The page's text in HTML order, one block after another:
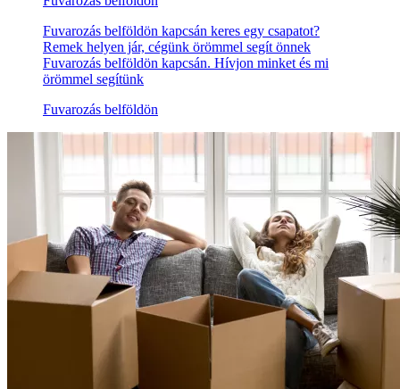
Fuvarozás belföldön kapcsán keres egy csapatot?
Remek helyen jár, cégünk örömmel segít önnek
Fuvarozás belföldön kapcsán. Hívjon minket és mi
örömmel segítünk
Fuvarozás belföldön